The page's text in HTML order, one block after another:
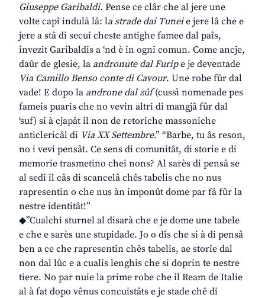
Giuseppe Garibaldi. Pense ce clâr che al jere une
volte capî indulà lâ: la strade dai Tuneie jere lâ che e
jere a stâ di secui cheste antighe famee dal paîs,
invezit Garibaldis a ‘nd è in ogni comun. Come ancje,
daûr de glesie, la andronute dal Furipe je deventade
Via Camillo Benso conte di Cavour. Une robe fûr dal
vade! E dopo la androne dal zûf(cussì nomenade pes
fameis puaris che no vevin altri di mangjâ fûr dal
‘suf) si à cjapât il non de retoriche massoniche
anticlericâl di Via XX Settembre.” “Barbe, tu âs reson,
no i vevi pensât. Ce sens di comunitât, di storie e di
memorie trasmetino chei nons? Al sarès di pensâ se
al sedi il câs di scancelâ chês tabelis che no nus
rapresentin o che nus àn imponût dome par fâ fûr la
nestre identitât!”
◆”Cualchi sturnel al disarà che e je dome une tabele
e che e sarès une stupidade. Jo o dîs che si à di pensâ
ben a ce che rapresentin chês tabelis, ae storie dal
non dal lûc e a cualis lenghis che si doprin te nestre
tiere. No par nuie la prime robe che il Ream de Italie
al à fat dopo vênus concuistâts e je stade chê di